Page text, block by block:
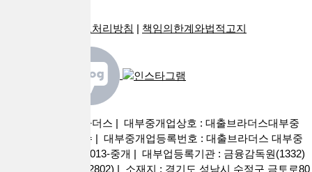
개인정보처리방침 | 책임의한계와법적고지
사이트명 : 대출브라더스 | 대부중개업상호 : 대출브라더스대부중
개 | 대표자 : 권현수 | 대부중개업등록번호 : 대출브라더스 대부중
개 2026-경기성남-0013-중개 | 대부업등록기관 : 금융감독원(1332)
성남시청 (031-729-2802) | 소재지 : 경기도 성남시 수정구 금토로80